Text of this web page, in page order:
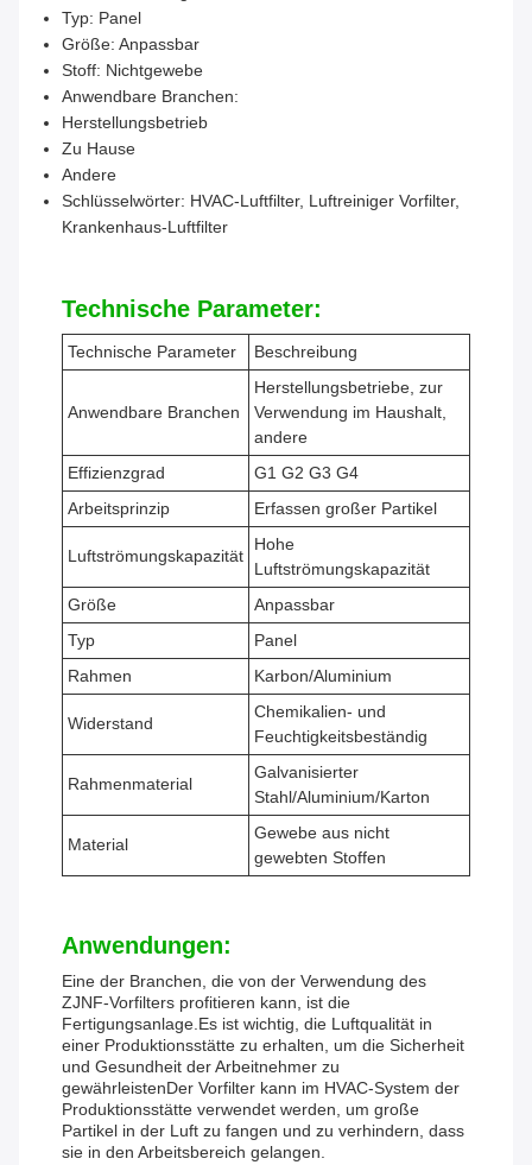
Typ: Panel
Größe: Anpassbar
Stoff: Nichtgewebe
Anwendbare Branchen:
Herstellungsbetrieb
Zu Hause
Andere
Schlüsselwörter: HVAC-Luftfilter, Luftreiniger Vorfilter,
Krankenhaus-Luftfilter
Technische Parameter:
Technische Parameter Beschreibung
Anwendbare Branchen
Herstellungsbetriebe, zur
Verwendung im Haushalt,
andere
Effizienzgrad
G1 G2 G3 G4
Arbeitsprinzip
Erfassen großer Partikel
Luftströmungskapazität
Hohe
Luftströmungskapazität
Größe
Anpassbar
Typ
Panel
Rahmen
Karbon/Aluminium
Widerstand
Chemikalien- und
Feuchtigkeitsbeständig
Rahmenmaterial
Galvanisierter
Stahl/Aluminium/Karton
Material
Gewebe aus nicht
gewebten Stoffen
Anwendungen:
Eine der Branchen, die von der Verwendung des
ZJNF-Vorfilters profitieren kann, ist die
Fertigungsanlage.Es ist wichtig, die Luftqualität in
einer Produktionsstätte zu erhalten, um die Sicherheit
und Gesundheit der Arbeitnehmer zu
gewährleistenDer Vorfilter kann im HVAC-System der
Produktionsstätte verwendet werden, um große
Partikel in der Luft zu fangen und zu verhindern, dass
sie in den Arbeitsbereich gelangen.